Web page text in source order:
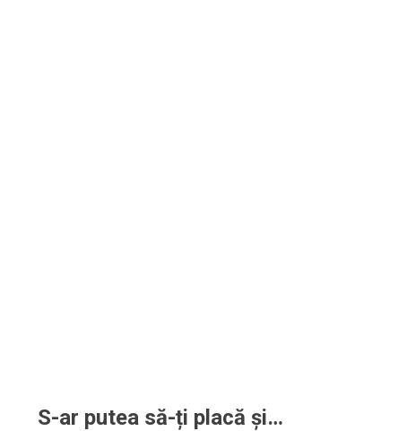
S-ar putea să-ți placă și…